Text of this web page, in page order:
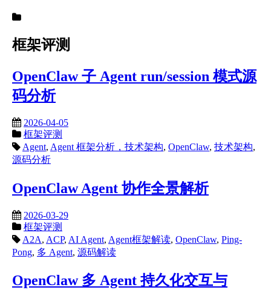
框架评测
OpenClaw 子 Agent run/session 模式源
码分析
2026-04-05
框架评测
Agent, Agent 框架分析，技术架构, OpenClaw, 技术架构,
源码分析
OpenClaw Agent 协作全景解析
2026-03-29
框架评测
A2A, ACP, AI Agent, Agent框架解读, OpenClaw, Ping-
Pong, 多 Agent, 源码解读
OpenClaw 多 Agent 持久化交互与